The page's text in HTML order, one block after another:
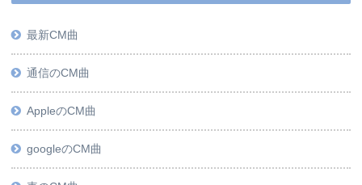
最新CM曲
通信のCM曲
AppleのCM曲
googleのCM曲